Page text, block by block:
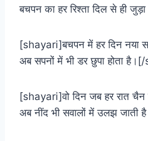
बचपन का हर रिश्ता दिल से ही
[shayari]बचपन में हर दिन नया
अब सपनों में भी डर छुपा होता
[shayari]वो दिन जब हर रात चैन
अब नींद भी सवालों में उलझ जाती